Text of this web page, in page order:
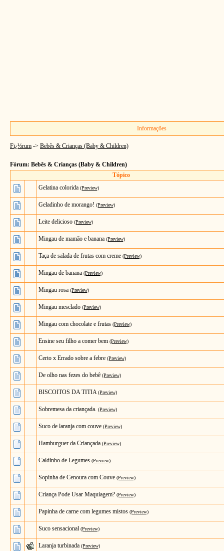
Informações
Fï¿½rum -> Bebês & Crianças (Baby & Children)
Fórum: Bebês & Crianças (Baby & Children)
Tópico
Gelatina colorida (Preview)
Geladinho de morango! (Preview)
Leite delicioso (Preview)
Mingau de mamão e banana (Preview)
Taça de salada de frutas com creme (Preview)
Mingau de banana (Preview)
Mingau rosa (Preview)
Mingau mesclado (Preview)
Mingau com chocolate e frutas (Preview)
Ensine seu filho a comer bem (Preview)
Certo x Errado sobre a febre (Preview)
De olho nas fezes do bebê (Preview)
BISCOITOS DA TITIA (Preview)
Sobremesa da criançada. (Preview)
Suco de laranja com couve (Preview)
Hamburguer da Criançada (Preview)
Caldinho de Legumes (Preview)
Sopinha de Cenoura com Couve (Preview)
Criança Pode Usar Maquiagem? (Preview)
Papinha de carne com legumes mistos (Preview)
Suco sensacional (Preview)
Laranja turbinada (Preview)